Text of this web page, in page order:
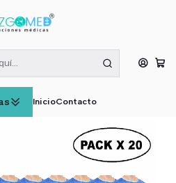
InicioContacto
A VIERNES HASTA LAS 16:00
MÉDICOS
Cranberry Pack x20